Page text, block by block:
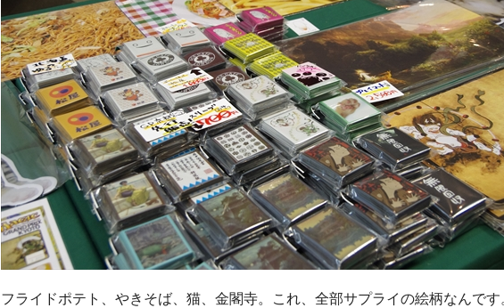
フライドポテト、やきそば、猫、金閣寺。これ、全部サプライの絵柄なんです